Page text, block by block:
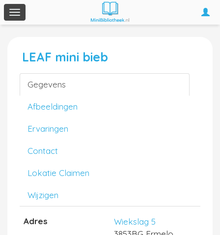
Toggle
navigation
LEAF mini bieb
Gegevens
Afbeeldingen
Ervaringen
Contact
Lokatie Claimen
Wijzigen
Adres
Wiekslag 5